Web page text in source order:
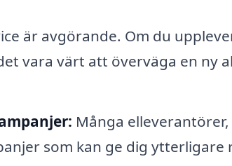
är avgörande. Om du
vara värt att överväga en ny
Många
som kan ge dig